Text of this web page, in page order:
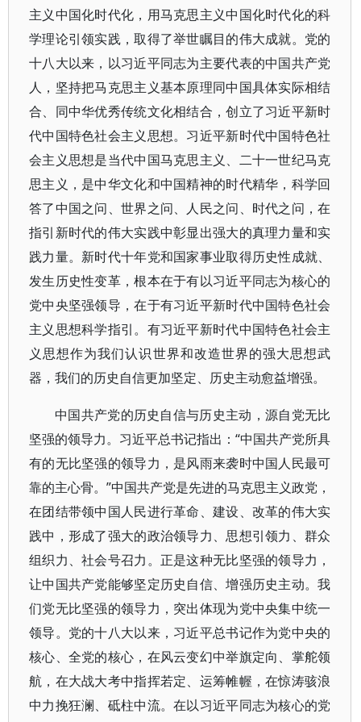
主义中国化时代化，用马克思主义中国化时代化的科
学理论引领实践，取得了举世瞩目的伟大成就。党的
十八大以来，以习近平同志为主要代表的中国共产党
人，坚持把马克思主义基本原理同中国具体实际相结
合、同中华优秀传统文化相结合，创立了习近平新时
代中国特色社会主义思想。习近平新时代中国特色社
会主义思想是当代中国马克思主义、二十一世纪马克
思主义，是中华文化和中国精神的时代精华，科学回
答了中国之问、世界之问、人民之问、时代之问，在
指引新时代的伟大实践中彰显出强大的真理力量和实
践力量。新时代十年党和国家事业取得历史性成就、
发生历史性变革，根本在于有以习近平同志为核心的
党中央坚强领导，在于有习近平新时代中国特色社会
主义思想科学指引。有习近平新时代中国特色社会主
义思想作为我们认识世界和改造世界的强大思想武
器，我们的历史自信更加坚定、历史主动愈益增强。
中国共产党的历史自信与历史主动，源自党无比
坚强的领导力。习近平总书记指出：“中国共产党所具
有的无比坚强的领导力，是风雨来袭时中国人民最可
靠的主心骨。”中国共产党是先进的马克思主义政党，
在团结带领中国人民进行革命、建设、改革的伟大实
践中，形成了强大的政治领导力、思想引领力、群众
组织力、社会号召力。正是这种无比坚强的领导力，
让中国共产党能够坚定历史自信、增强历史主动。我
们党无比坚强的领导力，突出体现为党中央集中统一
领导。党的十八大以来，习近平总书记作为党中央的
核心、全党的核心，在风云变幻中举旗定向、掌舵领
航，在大战大考中指挥若定、运筹帷幄，在惊涛骇浪
中力挽狂澜、砥柱中流。在以习近平同志为核心的党